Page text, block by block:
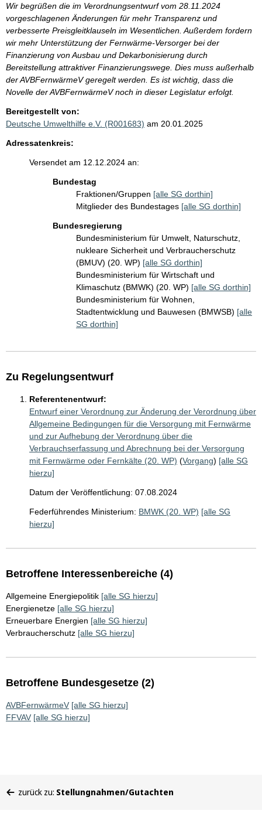
Wir begrüßen die im Verordnungsentwurf vom 28.11.2024
vorgeschlagenen Änderungen für mehr Transparenz und
verbesserte Preisgleitklauseln im Wesentlichen. Außerdem fordern
wir mehr Unterstützung der Fernwärme-Versorger bei der
Finanzierung von Ausbau und Dekarbonisierung durch
Bereitstellung attraktiver Finanzierungswege. Dies muss außerhalb
der AVBFernwärmeV geregelt werden. Es ist wichtig, dass die
Novelle der AVBFernwärmeV noch in dieser Legislatur erfolgt.
Bereitgestellt von:
Deutsche Umwelthilfe e.V. (R001683) am 20.01.2025
Adressatenkreis:
Versendet am 12.12.2024 an:
Bundestag
Fraktionen/Gruppen [alle SG dorthin]
Mitglieder des Bundestages [alle SG dorthin]
Bundesregierung
Bundesministerium für Umwelt, Naturschutz,
nukleare Sicherheit und Verbraucherschutz
(BMUV) (20. WP) [alle SG dorthin]
Bundesministerium für Wirtschaft und
Klimaschutz (BMWK) (20. WP) [alle SG dorthin]
Bundesministerium für Wohnen,
Stadtentwicklung und Bauwesen (BMWSB) [alle
SG dorthin]
Zu Regelungsentwurf
Referentenentwurf:
Entwurf einer Verordnung zur Änderung der Verordnung über
Allgemeine Bedingungen für die Versorgung mit Fernwärme
und zur Aufhebung der Verordnung über die
Verbrauchserfassung und Abrechnung bei der Versorgung
mit Fernwärme oder Fernkälte (20. WP) (Vorgang) [alle SG
hierzu]
Datum der Veröffentlichung: 07.08.2024
Federführendes Ministerium: BMWK (20. WP) [alle SG
hierzu]
Betroffene Interessenbereiche (4)
Allgemeine Energiepolitik [alle SG hierzu]
Energienetze [alle SG hierzu]
Erneuerbare Energien [alle SG hierzu]
Verbraucherschutz [alle SG hierzu]
Betroffene Bundesgesetze (2)
AVBFernwärmeV [alle SG hierzu]
FFVAV [alle SG hierzu]
befinden
zurück zu: Stellungnahmen/Gutachten